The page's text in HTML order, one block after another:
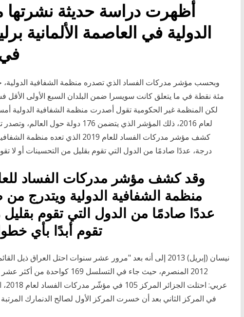
أظهرت دراسة حديثة نشرتها
الدولية في العاصمة الألمانية
مئة نقطة في ما يتعلق كانت سويسرا ضمن البلدان السبع الأولى الأقل
لكن المنظمة غير الحكومية تقول أصدرت منظمة الشفافية الدولية
لعام 2016، ذلك المؤشر الذي يتضمن 176
كشف مؤشر مدركات الفساد للعام 2019
درجة، عددًا صادمًا من الدول التي تقوم بقليل من التحسينات أو لا
منظمة الشفافية الدولية ويتدرج
عددًا صادمًا من الدول التي تقوم بقليل
تقوم أبدًا بأي
في المركز الثاني بعد أن خسرت المركز الأول لصالح الدنمارك المرتبة 180 والأخيرة في الترتيب العالمي